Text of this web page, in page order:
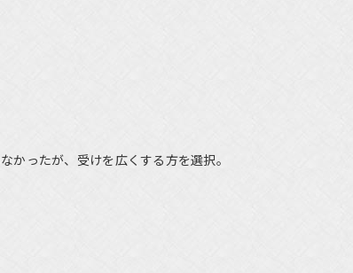
ったが、受けを広くする方を選択。